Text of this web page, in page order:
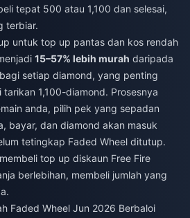
tepat 500 atau 1,100 dan selesai,
terbiar.
untuk top up pantas dan kos rendah
15–57% lebih murah daripada
setiap diamond, yang penting
1,100-diamond. Prosesnya
anda, pilih pek yang sepadan
bayar, dan diamond akan masuk
tetingkap Faded Wheel ditutup.
membeli top up diskaun Free Fire
berlebihan, membeli jumlah yang
Faded Wheel Jun 2026 Berbaloi